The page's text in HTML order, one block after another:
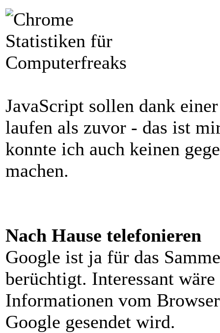
JavaScript sollen dank
laufen als zuvor - das ist
konnte ich auch keinen
machen.
Nach Hause telefonieren
Google ist ja für das
berüchtigt. Interessant
Informationen vom
Google gesendet wird.